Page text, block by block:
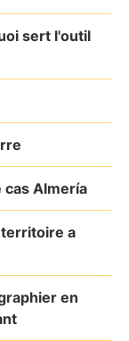
sert l'outil
cas Almería
a
en